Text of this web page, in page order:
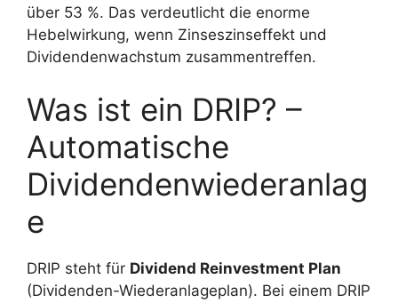
über 53 %. Das verdeutlicht die enorme
Hebelwirkung, wenn Zinseszinseffekt und
Dividendenwachstum zusammentreffen.
Was ist ein DRIP? –
Automatische
Dividendenwiederanlag
e
DRIP steht für Dividend Reinvestment Plan
(Dividenden-Wiederanlageplan). Bei einem DRIP